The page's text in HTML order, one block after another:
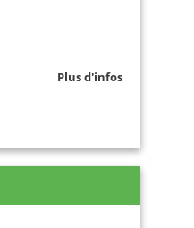
Plus d'infos